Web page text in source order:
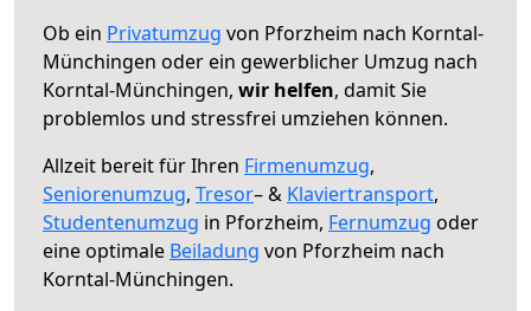
Ob ein Privatumzug von Pforzheim nach Korntal-
Münchingen oder ein gewerblicher Umzug nach
Korntal-Münchingen, wir helfen, damit Sie
problemlos und stressfrei umziehen können.
Allzeit bereit für Ihren Firmenumzug,
Seniorenumzug, Tresor– & Klaviertransport,
Studentenumzug in Pforzheim, Fernumzug oder
eine optimale Beiladung von Pforzheim nach
Korntal-Münchingen.